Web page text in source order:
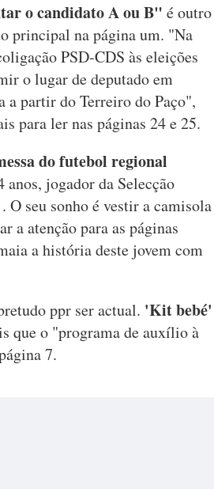
o candidato A ou B" é outro
principal na página um. "Na
PSD-CDS às eleições
o lugar de deputado em
partir do Terreiro do Paço",
para ler nas páginas 24 e 25.
do futebol regional
jogador da Selecção
seu sonho é vestir a camisola
a atenção para as páginas
a história deste jovem com
ppr ser actual. 'Kit bebé'
que o "programa de auxílio à
7.